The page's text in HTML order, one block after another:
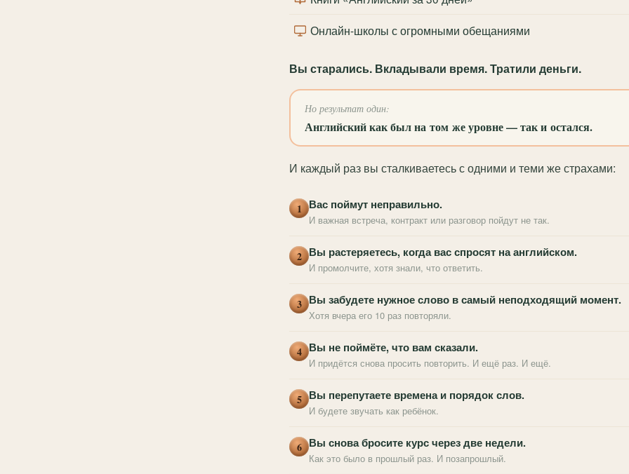
Онлайн-школы с огромными обещаниями
Вы старались. Вкладывали время. Тратили деньги.
Но результат один:
Английский как был на том же уровне — так и остался.
И каждый раз вы сталкиваетесь с одними и теми же страхами:
1 Вас поймут неправильно.
И важная встреча, контракт или разговор пойдут не так.
2 Вы растеряетесь, когда вас спросят на английском.
И промолчите, хотя знали, что ответить.
3 Вы забудете нужное слово в самый неподходящий момент.
Хотя вчера его 10 раз повторяли.
4 Вы не поймёте, что вам сказали.
И придётся снова просить повторить. И ещё раз. И ещё.
5 Вы перепутаете времена и порядок слов.
И будете звучать как ребёнок.
6 Вы снова бросите курс через две недели.
Как это было в прошлый раз. И позапрошлый.